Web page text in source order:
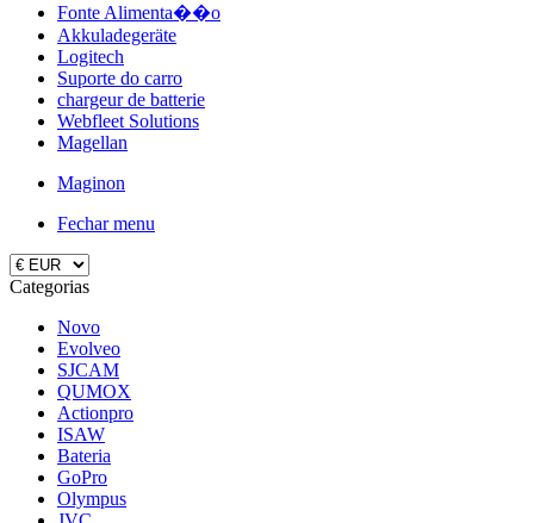
Fonte Alimenta��o
Akkuladegeräte
Logitech
Suporte do carro
chargeur de batterie
Webfleet Solutions
Magellan
Maginon
Fechar menu
Categorias
Novo
Evolveo
SJCAM
QUMOX
Actionpro
ISAW
Bateria
GoPro
Olympus